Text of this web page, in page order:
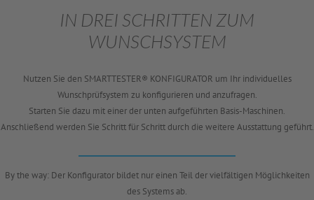
IN DREI SCHRITTEN ZUM
WUNSCHSYSTEM
Nutzen Sie den SMARTTESTER® KONFIGURATOR um Ihr individuelles
Wunschprüfsystem zu konfigurieren und anzufragen.
Starten Sie dazu mit einer der unten aufgeführten Basis-Maschinen.
Anschließend werden Sie Schritt für Schritt durch die weitere Ausstattung geführt.
By the way: Der Konfigurator bildet nur einen Teil der vielfältigen Möglichkeiten
des Systems ab.